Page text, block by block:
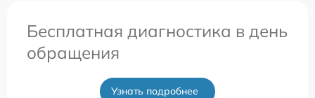
Бесплатная диагностика в день
обращения
Узнать подробнее